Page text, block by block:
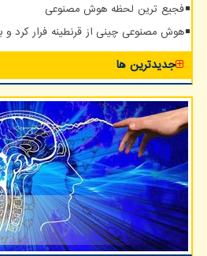
فجیع ترین لحظه هوش مصنوعی
هوش مصنوعی چینی از قرنطینه فرار کرد
جدیدترین ها